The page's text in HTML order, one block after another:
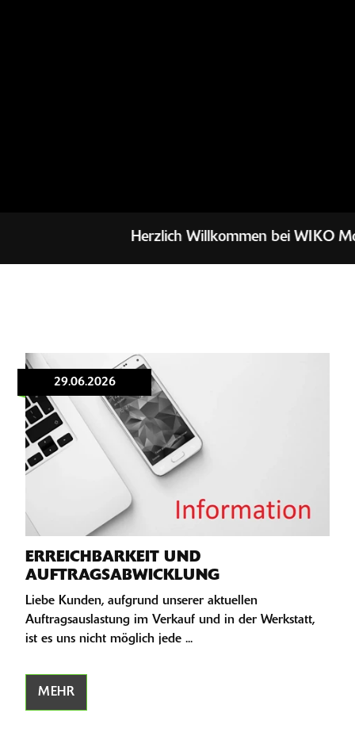
Herzlich Willkommen bei WIKO
29.06.2026
ERREICHBARKEIT UND
AUFTRAGSABWICKLUNG
Liebe Kunden, aufgrund unserer aktuellen
Auftragsauslastung im Verkauf und in der Werkstatt,
ist es uns nicht möglich jede ...
MEHR